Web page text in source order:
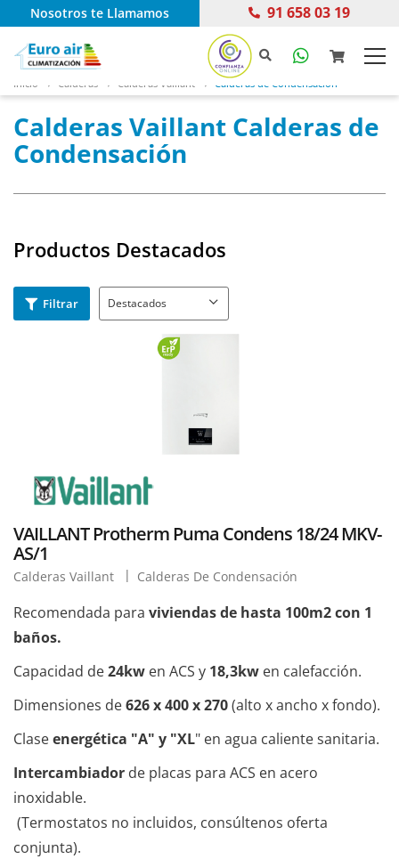
Nosotros te Llamamos 91 658 03 19
Inicio Calderas Calderas Vaillant Calderas de Condensación
Calderas Vaillant Calderas de
Condensación
Productos Destacados
Filtrar
VAILLANT Protherm Puma Condens 18/24 MKV-
AS/1
Calderas Vaillant Calderas De Condensación
Recomendada para viviendas de hasta 100m2 con 1
baños.
Capacidad de24kw en ACS y 18,3kw en calefacción.
Dimensiones de626 x 400 x 270(alto x ancho x fondo).
Claseenergética "A" y "XL" en agua caliente sanitaria.
Intercambiador de placas para ACS en acero
inoxidable.
(Termostatos no incluidos, consúltenos oferta
conjunta).